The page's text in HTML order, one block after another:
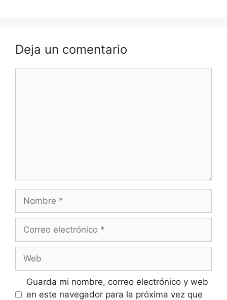
Deja un comentario
Nombre
Correo
Web
Guarda mi nombre, correo electrónico y web
en este navegador para la próxima vez que